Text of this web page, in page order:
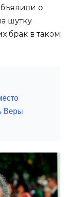
о
шутку
брак в таком
Веры